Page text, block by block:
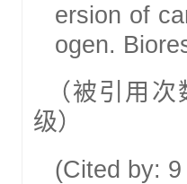
ersion of
ogen.
（被引用
级）
(Cited by: